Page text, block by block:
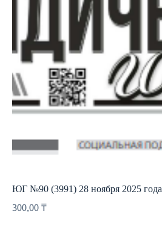
ЮГ №90 (3991) 28 ноября 2025 года
300,00 ₸